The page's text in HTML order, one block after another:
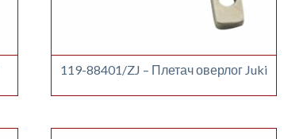
119-88401/ZJ – Плетач оверлог Juki